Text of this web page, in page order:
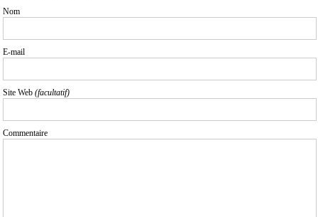
Nom
E-mail
Site Web (facultatif)
Commentaire